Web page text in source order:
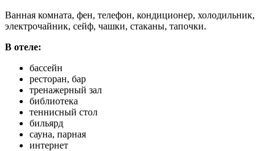
Ванная комната, фен, телефон, кондиционер, холодильник,
электрочайник, сейф, чашки, стаканы, тапочки.
В отеле:
бассейн
ресторан, бар
тренажерный зал
библиотека
теннисный стол
бильярд
сауна, парная
интернет